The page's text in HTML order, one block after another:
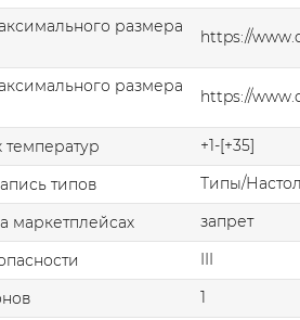
размера
https://
размера
https://
+1-[+35]
типов
Типы/
маркетплейсах
запрет
III
1